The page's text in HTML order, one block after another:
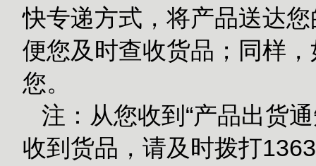
快专递方式，将产品送达
便您及时查收货品；同样
您。
注：从您收到“产品出货
收到货品，请及时拨打